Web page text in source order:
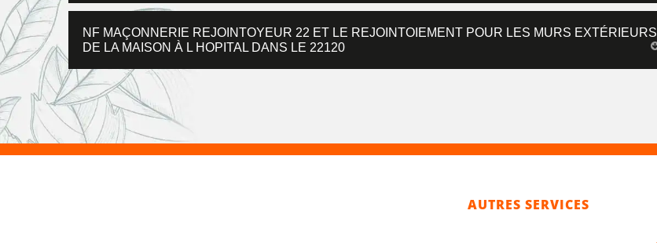
NF MAÇONNERIE REJOINTOYEUR 22 ET LE REJOINTOIEMENT POUR LES MURS EXTÉRIEURS
DE LA MAISON À L HOPITAL DANS LE 22120
AUTRES SERVICES